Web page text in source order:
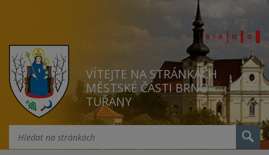
VÍTEJTE NA STRÁNKÁCH
MĚSTSKÉ ČÁSTI BRNO
TUŘANY